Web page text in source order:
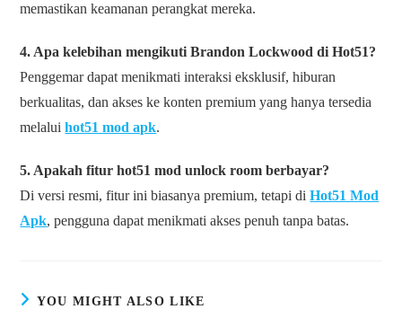
memastikan keamanan perangkat mereka.
4. Apa kelebihan mengikuti Brandon Lockwood di Hot51?
Penggemar dapat menikmati interaksi eksklusif, hiburan
berkualitas, dan akses ke konten premium yang hanya tersedia
melaluihot51 mod apk.
5. Apakah fitur hot51 mod unlock room berbayar?
Di versi resmi, fitur ini biasanya premium, tetapi diHot51 Mod
Apk, pengguna dapat menikmati akses penuh tanpa batas.
YOU MIGHT ALSO LIKE